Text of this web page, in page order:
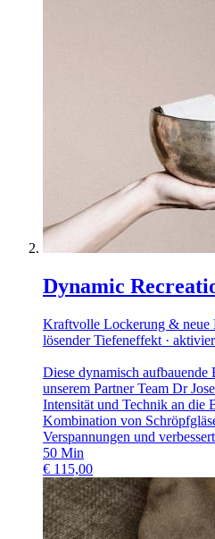
Dynamic
Kraftvolle Lockerung & neue
lösender Tiefeneffekt ·
Diese dynamisch aufbauende
unserem Partner Team Dr
Intensität und Technik an die
Kombination von
Verspannungen und
50 Min
€ 115,00